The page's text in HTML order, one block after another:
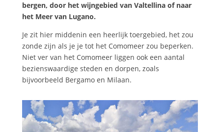
bergen, door het wijngebied van Valtellina of naar
het Meer van Lugano.
Je zit hier middenin een heerlijk toergebied, het zou
zonde zijn als je je tot het Comomeer zou beperken.
Niet ver van het Comomeer liggen ook een aantal
bezienswaardige steden en dorpen, zoals
bijvoorbeeld Bergamo en Milaan.